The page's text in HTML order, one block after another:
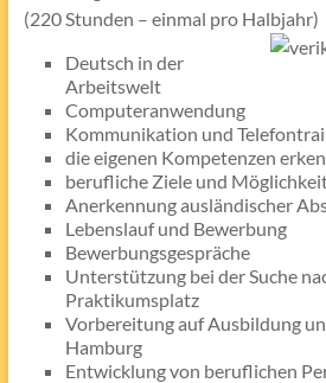
(220 Stunden – einmal pro Halbjahr)
Deutsch in der
Arbeitswelt
Computeranwendung
Kommunikation und
die eigenen Kompetenzen
berufliche Ziele und
Anerkennung ausländischer
Lebenslauf und Bewerbung
Bewerbungsgespräche
Unterstützung bei der Suche
Praktikumsplatz
Vorbereitung auf Ausbildung
Hamburg
Entwicklung von beruflichen